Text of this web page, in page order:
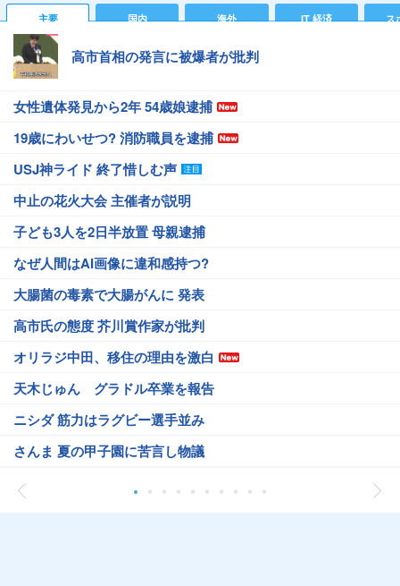
主要 国内 海外 IT 経済 ス
高市首相の発言に被爆者が批判
女性遺体発見から2年 54歳娘逮捕
19歳にわいせつ? 消防職員を逮捕
USJ神ライド 終了惜しむ声
中止の花火大会 主催者が説明
子ども3人を2日半放置 母親逮捕
なぜ人間はAI画像に違和感持つ?
大腸菌の毒素で大腸がんに 発表
高市氏の態度 芥川賞作家が批判
オリラジ中田、移住の理由を激白
天木じゅん グラドル卒業を報告
ニシダ 筋力はラグビー選手並み
さんま 夏の甲子園に苦言し物議